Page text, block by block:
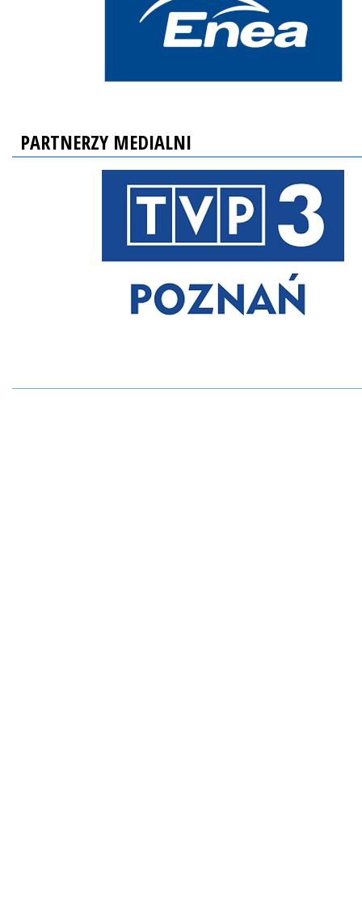
PARTNERZY MEDIALNI